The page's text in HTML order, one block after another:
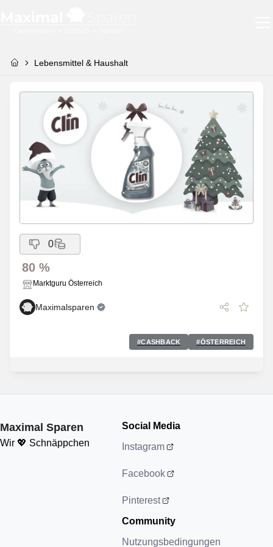
Lebensmittel & Haushalt
0
80 %
Marktguru Österreich
Maximalsparen
#CASHBACK #ÖSTERREICH
Maximal Sparen
Wir 💖 Schnäppchen
Social Media
Instagram
Facebook
Pinterest
Community
Nutzungsbedingungen